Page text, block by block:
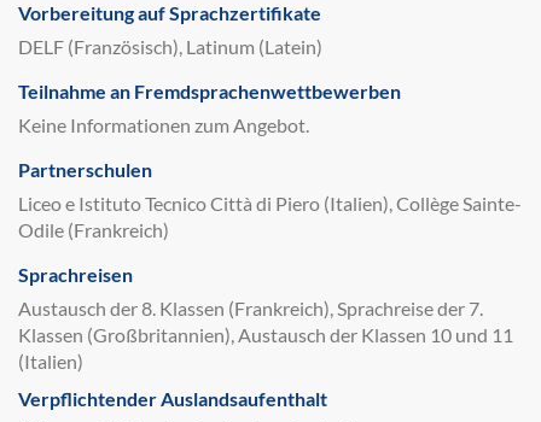
Vorbereitung auf Sprachzertifikate
DELF (Französisch), Latinum (Latein)
Teilnahme an Fremdsprachenwettbewerben
Keine Informationen zum Angebot.
Partnerschulen
Liceo e Istituto Tecnico Città di Piero (Italien), Collège Sainte-
Odile (Frankreich)
Sprachreisen
Austausch der 8. Klassen (Frankreich), Sprachreise der 7.
Klassen (Großbritannien), Austausch der Klassen 10 und 11
(Italien)
Verpflichtender Auslandsaufenthalt